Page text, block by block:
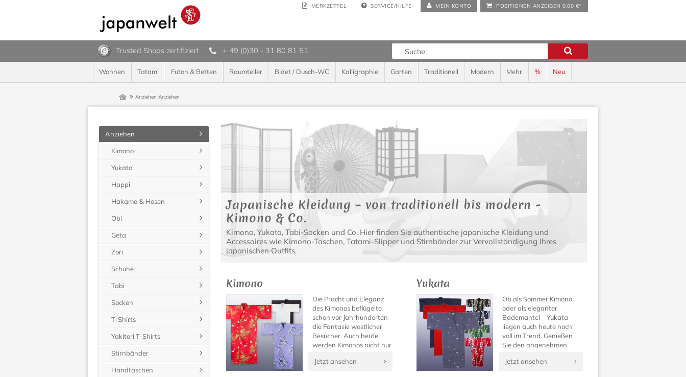
MERKZETTEL SERVICE/HILFE MEIN KONTO POSITIONEN ANZEIGEN 0,00 €*
Trusted Shops zertifiziert + 49 (0)30 - 31 80 81 51
Wohnen Tatami Futon & Betten Raumteiler Bidet / Dusch-WC Kalligraphie Garten Traditionell Modern Mehr % Neu
AnziehenAnziehen
Japanische Kleidung – von traditionell bis modern -
Kimono & Co.
Kimono, Yukata, Tabi-Socken und Co. Hier finden Sie authentische japanische Kleidung und
Accessoires wie Kimono-Taschen, Tatami-Slipper und Stirnbänder zur Vervollständigung Ihres
japanischen Outfits.
Kimono
Die Pracht und Eleganz
des Kimonos beflügelte
schon vor Jahrhunderten
die Fantasie westlicher
Besucher. Auch heute
werden Kimonos nicht nur
berühmten Geishas
Jetzt ansehen
Yukata
Ob als Sommer Kimono
oder als eleganter
Bademantel – Yukata
liegen auch heute noch
voll im Trend. Genießen
Sie den angenehmen
wundervoll verspielten
Jetzt ansehen
Anziehen
Kimono
Yukata
Happi
Hakama & Hosen
Obi
Geta
Zori
Schuhe
Tabi
Socken
T-Shirts
Yakitori T-Shirts
Stirnbänder
Handtaschen